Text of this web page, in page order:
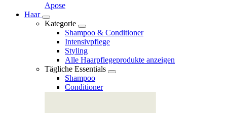
Apose
Haar
Kategorie
Shampoo & Conditioner
Intensivpflege
Styling
Alle Haarpflegeprodukte anzeigen
Tägliche Essentials
Shampoo
Conditioner